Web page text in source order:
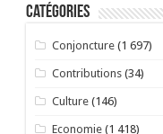
Catégories
Conjoncture(1 697)
Contributions(34)
Culture(146)
Economie(1 418)